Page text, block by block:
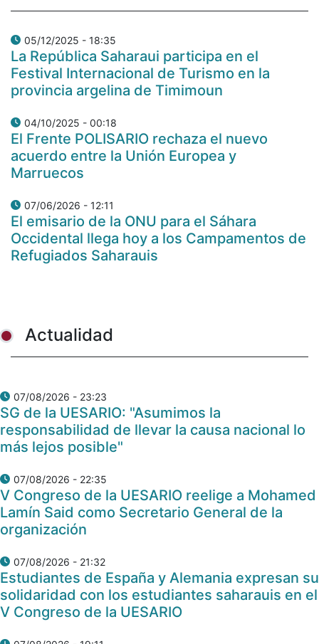
05/12/2025 - 18:35
La República Saharaui participa en el
Festival Internacional de Turismo en la
provincia argelina de Timimoun
04/10/2025 - 00:18
El Frente POLISARIO rechaza el nuevo
acuerdo entre la Unión Europea y
Marruecos
07/06/2026 - 12:11
El emisario de la ONU para el Sáhara
Occidental llega hoy a los Campamentos de
Refugiados Saharauis
Actualidad
07/08/2026 - 23:23
SG de la UESARIO: "Asumimos la
responsabilidad de llevar la causa nacional lo
más lejos posible"
07/08/2026 - 22:35
V Congreso de la UESARIO reelige a Mohamed
Lamín Said como Secretario General de la
organización
07/08/2026 - 21:32
Estudiantes de España y Alemania expresan su
solidaridad con los estudiantes saharauis en el
V Congreso de la UESARIO